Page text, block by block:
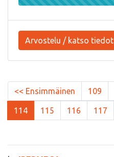
Arvostelu / katso tiedot
<< Ensimmäinen 109
114 115 116 117